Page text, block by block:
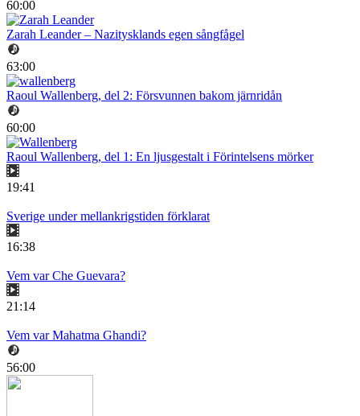
60:00
Zarah Leander – Nazitysklands egen sångfågel
63:00
Raoul Wallenberg, del 2: Försvunnen bakom järnridån
60:00
Raoul Wallenberg, del 1: En ljusgestalt i Förintelsens mörker
19:41
Sverige under mellankrigstiden förklarat
16:38
Vem var Che Guevara?
21:14
Vem var Mahatma Ghandi?
56:00